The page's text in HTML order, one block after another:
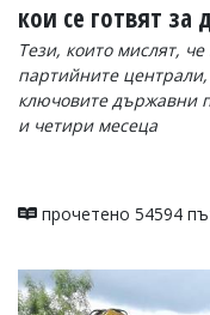
кои се готвят за
Тези, които мислят,
партийните
ключовите държавни
и четири месеца
прочетено 54594